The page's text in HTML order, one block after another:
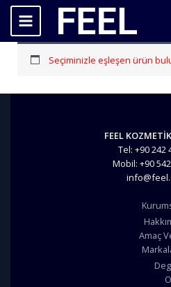
İçeriğe
Seçiminizle eşleşen ürün
FEEL
Tel: +90 242
Mobil: +90
Amaç